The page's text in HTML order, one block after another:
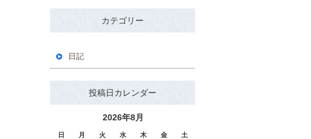
カテゴリー
日記
投稿日カレンダー
2026年8月
日 月 火 水 木 金 土